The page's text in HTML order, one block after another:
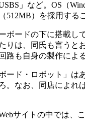
」など。OS（
512MB）を採用する
ードの下に搭載し
りは、同氏も言うと
路も自身の製作によ
ド・ロボット」は
。なお、同店によれ
サイトの中では、